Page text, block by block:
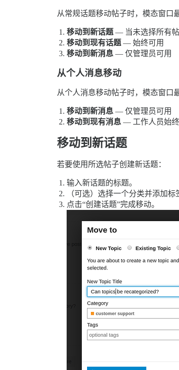
从常规话题移动帖子时，模态窗口
移动到新话题 — 当未选择所有
移动到现有话题 — 始终可用
移动到新消息 — 仅管理员可用
从个人消息移动
从个人消息移动帖子时，模态窗口
移动到新消息 — 仅管理员可用
移动到现有消息 — 工作人员始
移动到新话题
若要使用所选帖子创建新话题：
输入新话题的标题。
（可选）选择一个分类并添加标
点击“创建话题”完成移动。